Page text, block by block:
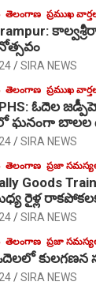
తెలంగాణ ప్రముఖ
SIRA NEWS
తెలంగాణ ప్రముఖ
ఓదెల
ఘనంగా బాలల
SIRA NEWS
తెలంగాణ ప్రజా
Goods
రైళ్ల
SIRA NEWS
తెలంగాణ ప్రజా
కులగణన
SIRA NEWS